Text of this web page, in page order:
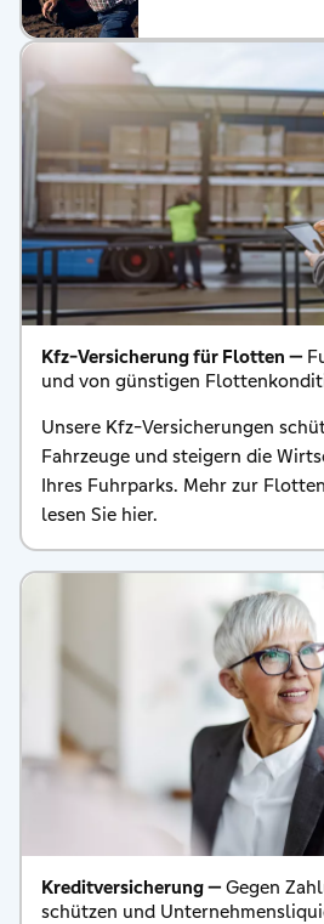
Kfz-Versicherung für Flotten —
und von günstigen
Unsere Kfz-Versicherungen
Fahrzeuge und steigern die
Ihres Fuhrparks. Mehr zur
lesen Sie hier.
Kreditversicherung —Gegen
schützen und